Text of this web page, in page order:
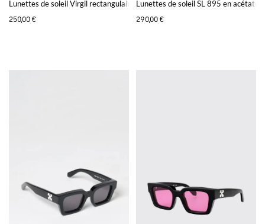
Lunettes de soleil Virgil rectangulaires en acétate avec logo Arrow
250,00 €
Lunettes de soleil SL 895 en acétate
290,00 €